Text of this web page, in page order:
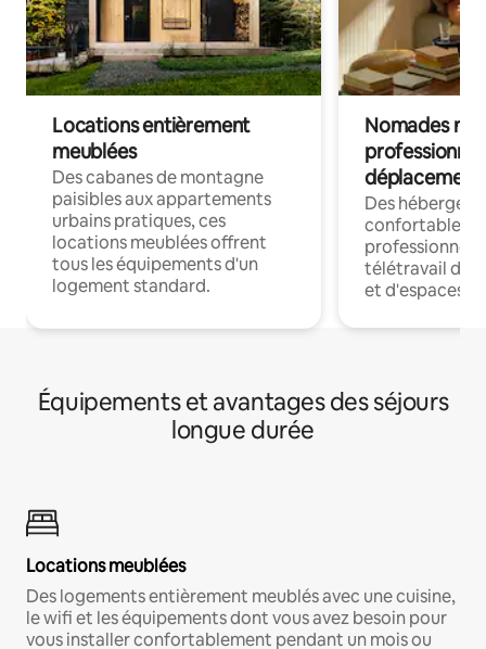
Locations entièrement
meublées
Des cabanes de montagne
paisibles aux appartements
urbains pratiques, ces
locations meublées offrent
tous les équipements d'un
logement standard.
Nomades
déplacement
Des
confortables
professionnels
télétravail
et d'espaces
Équipements et avantages des séjours
longue durée
Locations meublées
Des logements entièrement meublés avec une cuisine,
le wifi et les équipements dont vous avez besoin pour
vous installer confortablement pendant un mois ou